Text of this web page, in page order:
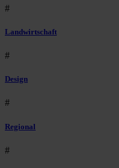
#
Landwirtschaft
#
Design
#
Regional
#